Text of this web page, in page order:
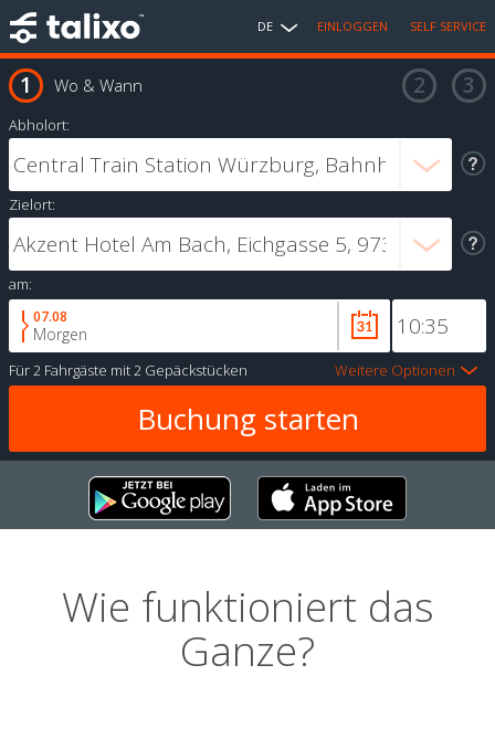
DE EINLOGGEN SELF SERVICE
Wo & Wann
Abholort:
Zielort:
am:
07.08
Morgen
Für2 Fahrgäste mit2 Gepäckstücken Weitere Optionen
Wie funktioniert das
Ganze?